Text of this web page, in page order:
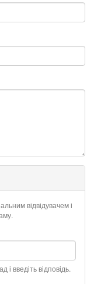
відвідувачем і
введіть відповідь.